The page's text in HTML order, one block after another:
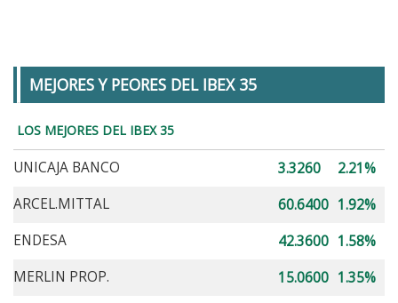
MEJORES Y PEORES DEL IBEX 35
LOS MEJORES DEL IBEX 35
UNICAJA BANCO 3.3260
2.21%
ARCEL.MITTAL
60.6400 1.92%
ENDESA
42.3600 1.58%
MERLIN PROP.
15.0600 1.35%